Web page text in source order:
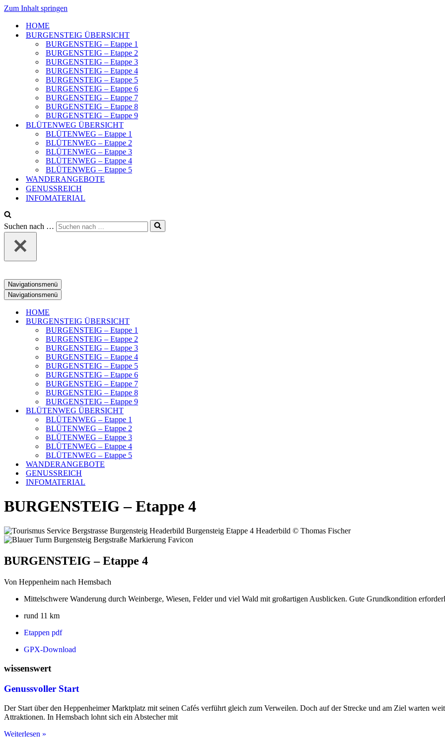
Zum Inhalt springen
HOME
BURGENSTEIG ÜBERSICHT
BURGENSTEIG – Etappe 1
BURGENSTEIG – Etappe 2
BURGENSTEIG – Etappe 3
BURGENSTEIG – Etappe 4
BURGENSTEIG – Etappe 5
BURGENSTEIG – Etappe 6
BURGENSTEIG – Etappe 7
BURGENSTEIG – Etappe 8
BURGENSTEIG – Etappe 9
BLÜTENWEG ÜBERSICHT
BLÜTENWEG – Etappe 1
BLÜTENWEG – Etappe 2
BLÜTENWEG – Etappe 3
BLÜTENWEG – Etappe 4
BLÜTENWEG – Etappe 5
WANDERANGEBOTE
GENUSSREICH
INFOMATERIAL
Suchen nach …
Navigationsmenü
Navigationsmenü
HOME
BURGENSTEIG ÜBERSICHT
BURGENSTEIG – Etappe 1
BURGENSTEIG – Etappe 2
BURGENSTEIG – Etappe 3
BURGENSTEIG – Etappe 4
BURGENSTEIG – Etappe 5
BURGENSTEIG – Etappe 6
BURGENSTEIG – Etappe 7
BURGENSTEIG – Etappe 8
BURGENSTEIG – Etappe 9
BLÜTENWEG ÜBERSICHT
BLÜTENWEG – Etappe 1
BLÜTENWEG – Etappe 2
BLÜTENWEG – Etappe 3
BLÜTENWEG – Etappe 4
BLÜTENWEG – Etappe 5
WANDERANGEBOTE
GENUSSREICH
INFOMATERIAL
BURGENSTEIG – Etappe 4
BURGENSTEIG – Etappe 4
Von Heppenheim nach Hemsbach
Mittelschwere Wanderung durch Weinberge, Wiesen, Felder und viel Wald mit großartigen Ausblicken. Gute Grundkondition
rund 11 km
Etappen pdf
GPX-Download
wissenswert
Genussvoller Start
Der Start über den Heppenheimer Marktplatz mit seinen Cafés verführt gleich zum Verweilen. Doch auf der Strecke und am Ziel warten
Attraktionen. In Hemsbach lohnt sich ein Abstecher mit
Weiterlesen »